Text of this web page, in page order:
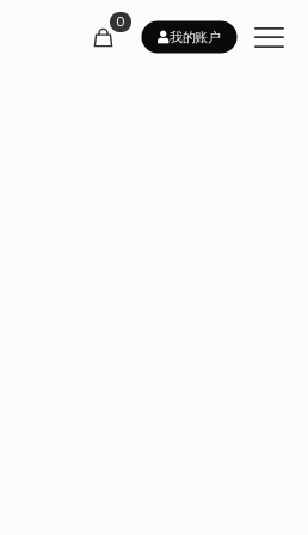
0
我的账户